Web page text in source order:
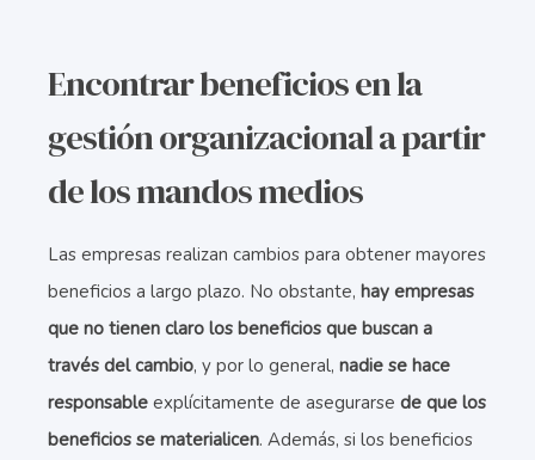
Encontrar beneficios en la
gestión organizacional a partir
de los mandos medios
Las empresas realizan cambios para obtener mayores
beneficios a largo plazo. No obstante, hay empresas
que no tienen claro los beneficios que buscan a
través del cambio, y por lo general, nadie se hace
responsable explícitamente de asegurarse de que los
beneficios se materialicen. Además, si los beneficios